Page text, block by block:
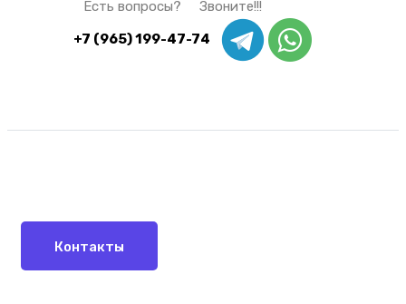
Есть вопросы? Звоните!!!
+7 (965) 199-47-74
Контакты